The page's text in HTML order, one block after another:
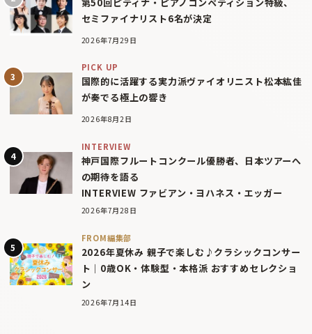
セミファイナリスト6名が決定
2026年7月29日
PICK UP
国際的に活躍する実力派ヴァイオリニスト松本紘佳
が奏でる極上の響き
2026年8月2日
INTERVIEW
神戸国際フルートコンクール優勝者、日本ツアーへ
の期待を語る
INTERVIEW ファビアン・ヨハネス・エッガー
2026年7月28日
FROM編集部
2026年夏休み 親子で楽しむ♪クラシックコンサー
ト｜0歳OK・体験型・本格派 おすすめセレクショ
ン
2026年7月14日